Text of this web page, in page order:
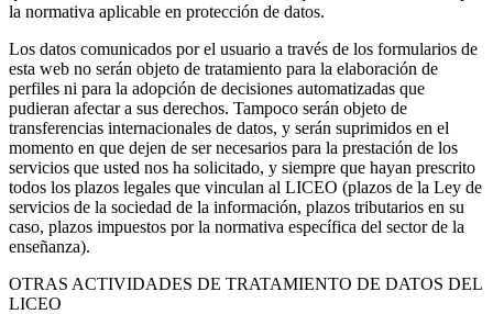
la normativa aplicable en protección de datos.
Los datos comunicados por el usuario a través de los formularios de
esta web no serán objeto de tratamiento para la elaboración de
perfiles ni para la adopción de decisiones automatizadas que
pudieran afectar a sus derechos. Tampoco serán objeto de
transferencias internacionales de datos, y serán suprimidos en el
momento en que dejen de ser necesarios para la prestación de los
servicios que usted nos ha solicitado, y siempre que hayan prescrito
todos los plazos legales que vinculan al LICEO (plazos de la Ley de
servicios de la sociedad de la información, plazos tributarios en su
caso, plazos impuestos por la normativa específica del sector de la
enseñanza).
OTRAS ACTIVIDADES DE TRATAMIENTO DE DATOS DEL
LICEO